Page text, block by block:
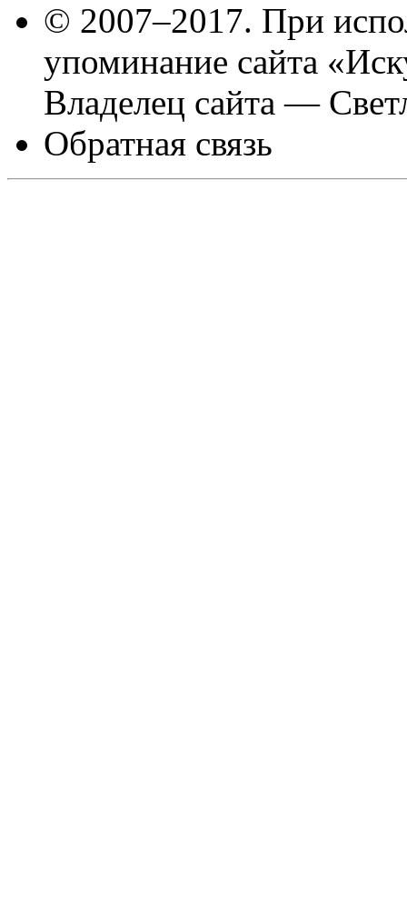
© 2007–2017. При
упоминание сайта
Владелец сайта —
Обратная связь